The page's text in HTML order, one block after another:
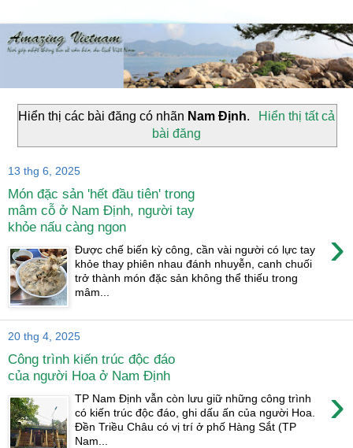
Hiển thị các bài đăng có nhãn Nam Định.
Hiển thị tất cả
bài đăng
13 thg 6, 2025
Món đặc sản 'hết đầu tiên' trong
mâm cỗ ở Nam Định, người tay
khỏe nấu càng ngon
›
Được chế biến kỳ công, cần vài người có lực tay
khỏe thay phiên nhau đánh nhuyễn, canh chuối
trở thành món đặc sản không thể thiếu trong
mâm...
20 thg 4, 2025
Công trình kiến trúc độc đáo
của người Hoa ở Nam Định
›
TP Nam Định vẫn còn lưu giữ những công trình
có kiến trúc độc đáo, ghi dấu ấn của người Hoa.
Đền Triều Châu có vị trí ở phố Hàng Sắt (TP
Nam...